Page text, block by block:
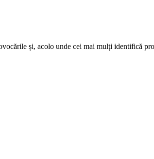
și, acolo unde cei mai mulți identifică